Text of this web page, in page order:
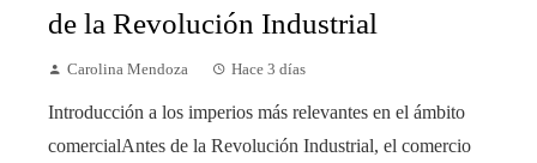
de la Revolución Industrial
Carolina Mendoza Hace 3 días
Introducción a los imperios más relevantes en el ámbito
comercialAntes de la Revolución Industrial, el comercio